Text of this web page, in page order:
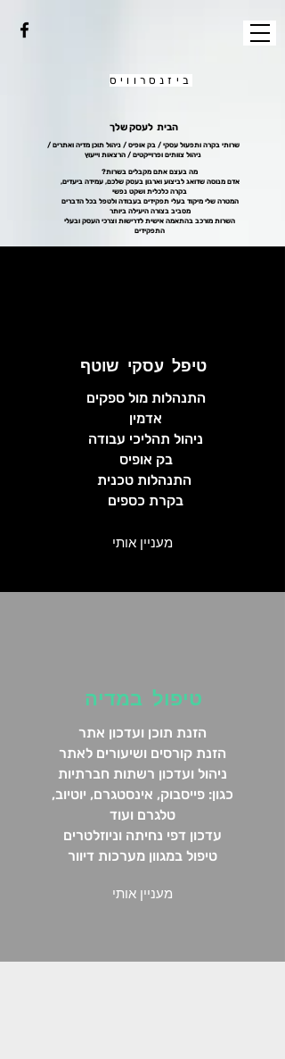
ביזנסרוויס
הבית לעסק שלך
ניהול צוותים ופרוייקטים / הרצאות וייעוץ
?מה בעצם אתם מקבלים בשרות
אדם מנוסה שדואג לביצוע וארגון בעסק שלכם, עמידה ביעדים,
בקרה כלכלית ושקט נפשי
המטרה שלי מיקוד בעלי תפקידים בעבודה ולטפל בכל הדברים
מסביב בצורה היעילה ביותר
השרות מורכב בהתאמה אישית לדרישות וצרכי העסק ובעלי
התפקידים
טיפל עסקי שוטף
התנהלות מול ספקים
אדמין
ניהול תהליכי עבודה
בק אופיס
התנהלות טכנית
בקרת כספים
מעניין אותי
טיפול במדיה
הזנת תוכן ועדכון אתר
הזנת קורסים ושיעורים לאתר
ניהול ועדכון רשתות חברתיות
כגון: פייסבוק, אינסטגרם, יוטיוב,
טלגרם ועוד
עדכון דפי נחיתה וניוזלטרים
טיפול במגוון מערכות דיוור
מעניין אותי